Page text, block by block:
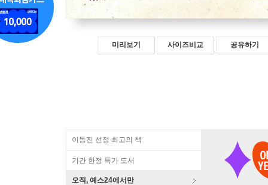
미리보기 사이즈비교 공유하기
이동진 선정 최고의 책
기간 한정 특가 도서
오직, 예스24에서만